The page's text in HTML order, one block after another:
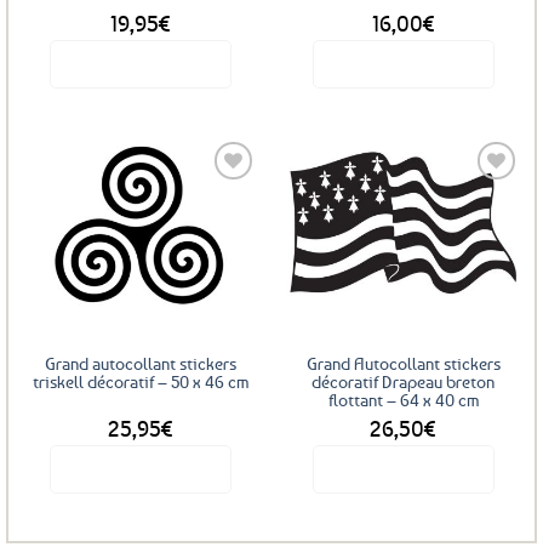
19,95€ 16,00€
Ajouter
aux
favoris
Grand autocollant stickers
triskell décoratif – 50 x 46 cm
25,95€
Ajouter
aux
favoris
Grand Autocollant stickers
décoratif Drapeau breton
flottant – 64 x 40 cm
26,50€